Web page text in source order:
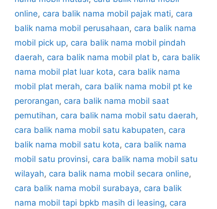
online, cara balik nama mobil pajak mati, cara
balik nama mobil perusahaan, cara balik nama
mobil pick up, cara balik nama mobil pindah
daerah, cara balik nama mobil plat b, cara balik
nama mobil plat luar kota, cara balik nama
mobil plat merah, cara balik nama mobil pt ke
perorangan, cara balik nama mobil saat
pemutihan, cara balik nama mobil satu daerah,
cara balik nama mobil satu kabupaten, cara
balik nama mobil satu kota, cara balik nama
mobil satu provinsi, cara balik nama mobil satu
wilayah, cara balik nama mobil secara online,
cara balik nama mobil surabaya, cara balik
nama mobil tapi bpkb masih di leasing, cara